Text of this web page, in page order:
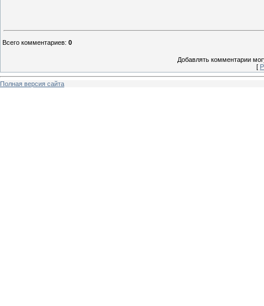
Всего комментариев: 0
Добавлять комментарии
[
Полная версия сайта